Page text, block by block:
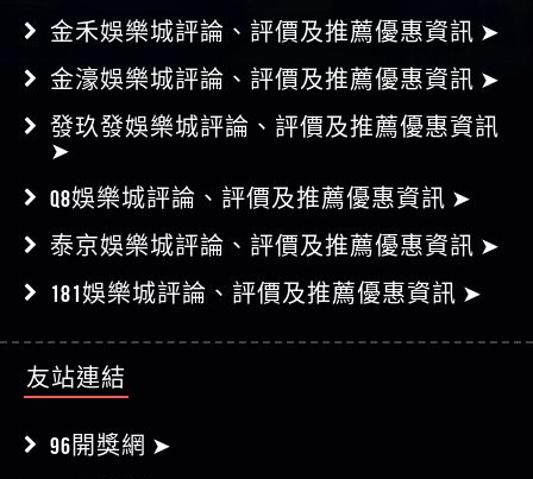
金禾娛樂城評論、評價及推薦優惠資訊 ➤
金濠娛樂城評論、評價及推薦優惠資訊 ➤
發玖發娛樂城評論、評價及推薦優惠資訊
➤
Q8娛樂城評論、評價及推薦優惠資訊 ➤
泰京娛樂城評論、評價及推薦優惠資訊 ➤
181娛樂城評論、評價及推薦優惠資訊 ➤
友站連結
96開獎網 ➤